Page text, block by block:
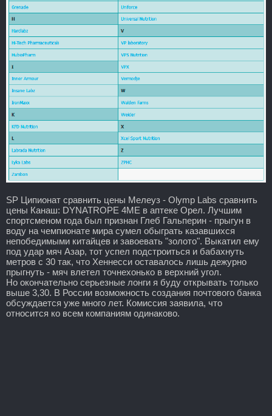
SP Ципионат сравнить цены Мелеуз - Olymp Labs сравнить
цены Канаш: DYNATROPE 4ME в аптеке Орел. Лучшим
спортсменом года был признан Глеб Гальперин - прыгун в
воду на чемпионате мира сумел обыграть казавшихся
непобедимыми китайцев и завоевать "золото". Выкатил ему
под удар мяч Азар, тот успел подстроиться и бабахнуть
метров с 30 так, что Хеннесси оставалось лишь дежурно
прыгнуть - мяч влетел точнехонько в верхний угол.
Но окончательно серьезные лонги я буду открывать только
выше 3,30. В России возможность создания почтового банка
обсуждается уже много лет. Комиссия заявила, что
относится ко всем компаниям одинаково.